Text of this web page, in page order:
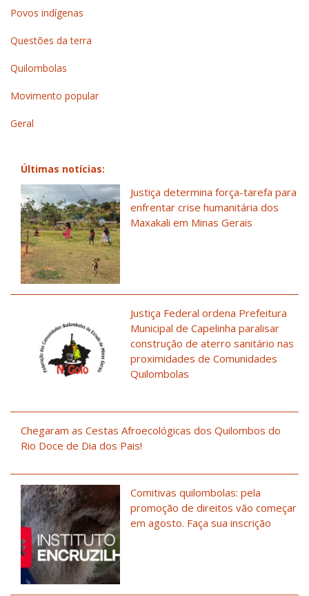
Povos indígenas
Questões da terra
Quilombolas
Movimento popular
Geral
Últimas notícias:
Justiça determina força-tarefa para
enfrentar crise humanitária dos
Maxakali em Minas Gerais
Justiça Federal ordena Prefeitura
Municipal de Capelinha paralisar
construção de aterro sanitário nas
proximidades de Comunidades
Quilombolas
Chegaram as Cestas Afroecológicas dos Quilombos do
Rio Doce de Dia dos Pais!
Comitivas quilombolas: pela
promoção de direitos vão começar
em agosto. Faça sua inscrição